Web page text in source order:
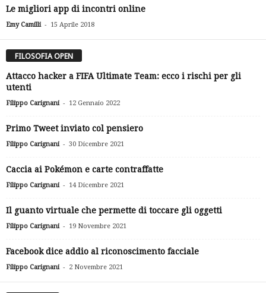
Le migliori app di incontri online
Emy Camilli - 15 Aprile 2018
FILOSOFIA OPEN
Attacco hacker a FIFA Ultimate Team: ecco i rischi per gli
utenti
Filippo Carignani - 12 Gennaio 2022
Primo Tweet inviato col pensiero
Filippo Carignani - 30 Dicembre 2021
Caccia ai Pokémon e carte contraffatte
Filippo Carignani - 14 Dicembre 2021
Il guanto virtuale che permette di toccare gli oggetti
Filippo Carignani - 19 Novembre 2021
Facebook dice addio al riconoscimento facciale
Filippo Carignani - 2 Novembre 2021